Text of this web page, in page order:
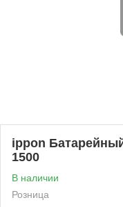
ippon
1500
В наличии
Розница